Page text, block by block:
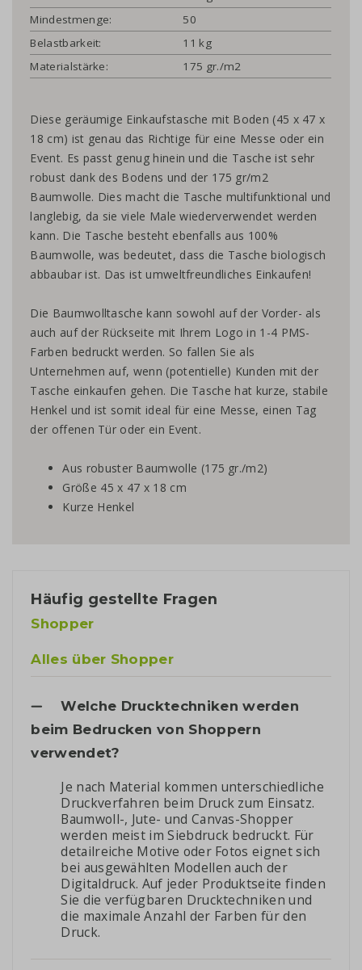
Mindestmenge:
50
Belastbarkeit:
11 kg
Materialstärke:
175 gr./m2
Diese geräumige Einkaufstasche mit Boden (45 x 47 x
18 cm) ist genau das Richtige für eine Messe oder ein
Event. Es passt genug hinein und die Tasche ist sehr
robust dank des Bodens und der 175 gr/m2
Baumwolle. Dies macht die Tasche multifunktional und
langlebig, da sie viele Male wiederverwendet werden
kann. Die Tasche besteht ebenfalls aus 100%
Baumwolle, was bedeutet, dass die Tasche biologisch
abbaubar ist. Das ist umweltfreundliches Einkaufen!
Die Baumwolltasche kann sowohl auf der Vorder- als
auch auf der Rückseite mit Ihrem Logo in 1-4 PMS-
Farben bedruckt werden. So fallen Sie als
Unternehmen auf, wenn (potentielle) Kunden mit der
Tasche einkaufen gehen. Die Tasche hat kurze, stabile
Henkel und ist somit ideal für eine Messe, einen Tag
der offenen Tür oder ein Event.
Aus robuster Baumwolle (175 gr./m2)
Größe 45 x 47 x 18 cm
Kurze Henkel
Häufig gestellte Fragen
Shopper
Alles über Shopper
Welche Drucktechniken werden
beim Bedrucken von Shoppern
verwendet?
Je nach Material kommen unterschiedliche
Druckverfahren beim Druck zum Einsatz.
Baumwoll-, Jute- und Canvas-Shopper
werden meist im Siebdruck bedruckt. Für
detailreiche Motive oder Fotos eignet sich
bei ausgewählten Modellen auch der
Digitaldruck. Auf jeder Produktseite finden
Sie die verfügbaren Drucktechniken und
die maximale Anzahl der Farben für den
Druck.